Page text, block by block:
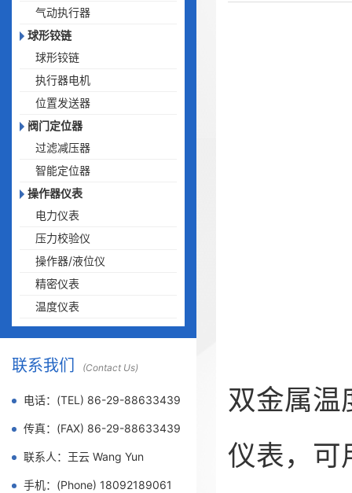
气动执行器
球形铰链
球形铰链
执行器电机
位置发送器
阀门定位器
过滤减压器
智能定位器
操作器仪表
电力仪表
压力校验仪
操作器/液位仪
精密仪表
温度仪表
联系我们 (Contact Us)
电话：(TEL) 86-29-88633439
传真：(FAX) 86-29-88633439
联系人：王云 Wang Yun
手机：(Phone) 18092189061
双金属温
仪表，可